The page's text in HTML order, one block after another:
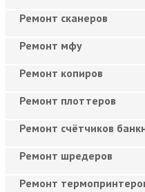
Ремонт сканеров
Ремонт мфу
Ремонт копиров
Ремонт плоттеров
Ремонт счётчиков
Ремонт шредеров
Ремонт